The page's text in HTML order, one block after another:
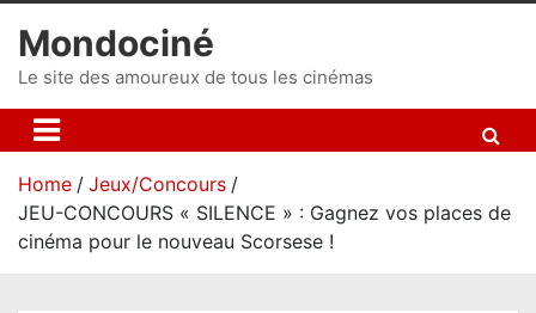
n
Mondociné
Le site des amoureux de tous les cinémas
Home
Jeux/Concours
JEU-CONCOURS « SILENCE » : Gagnez vos places de
cinéma pour le nouveau Scorsese !